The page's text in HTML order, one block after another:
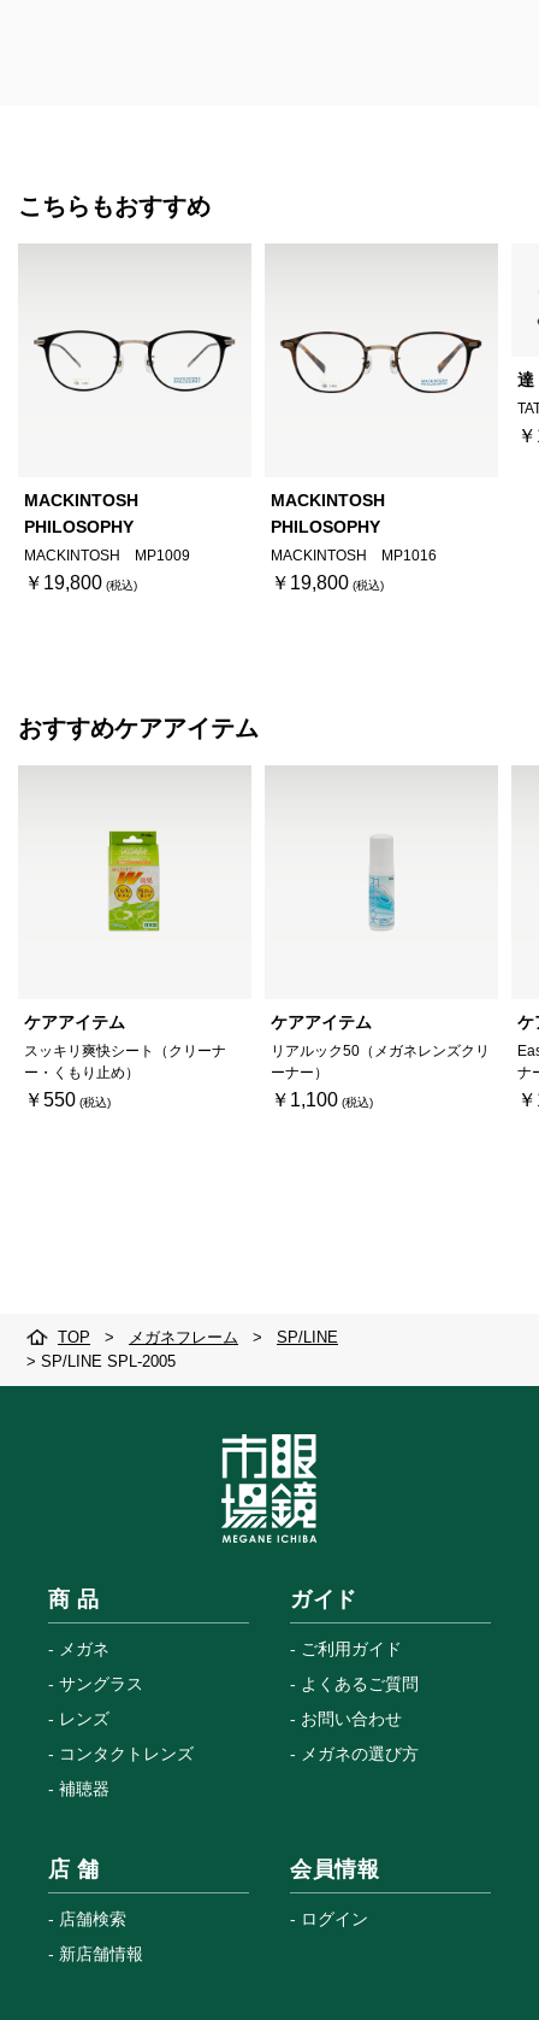
こちらもおすすめ
MACKINTOSH
PHILOSOPHY
MACKINTOSH MP1009
￥19,800
MACKINTOSH
PHILOSOPHY
MACKINTOSH MP1016
￥19,800
達
おすすめケアアイテム
ケアアイテム
スッキリ爽快シート（クリーナ
ー・くもり止め）
￥550
ケアアイテム
リアルック50（メガネレンズクリ
ーナー）
￥1,100
ケ
ナ
TOP > メガネフレーム >
SP/LINE
> SP/LINE SPL-2005
商 品
メガネ
サングラス
レンズ
コンタクトレンズ
補聴器
ガイド
ご利用ガイド
よくあるご質問
お問い合わせ
メガネの選び方
店 舗
店舗検索
新店舗情報
会員情報
ログイン